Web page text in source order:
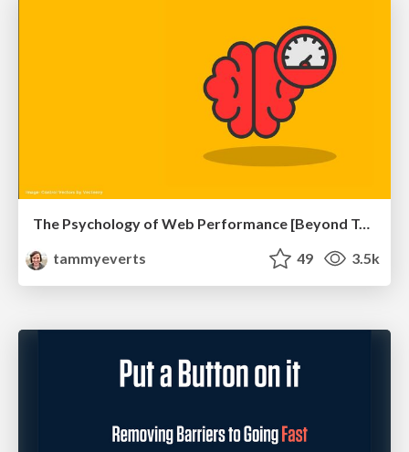
The Psychology of Web Performance [Beyond Tellerrand 2023]
tammyeverts
49 3.5k